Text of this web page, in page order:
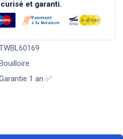
et garanti.
1 an ✅